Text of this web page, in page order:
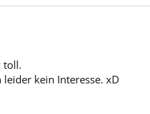
toll.
kein Interesse. xD